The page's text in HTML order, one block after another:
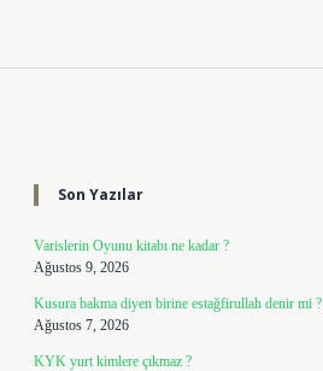
Son Yazılar
Varislerin Oyunu kitabı ne kadar ?
Ağustos 9, 2026
Kusura bakma diyen birine estağfirullah denir mi ?
Ağustos 7, 2026
KYK yurt kimlere çıkmaz ?